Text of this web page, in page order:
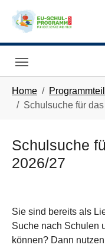
Home
Schulsuche für
Schulsuche
2026/27
Sie sind bereits als
Suche nach Schulen
können? Dann